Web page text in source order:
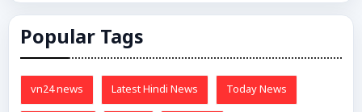
Popular Tags
vn24 news Latest Hindi News Today News